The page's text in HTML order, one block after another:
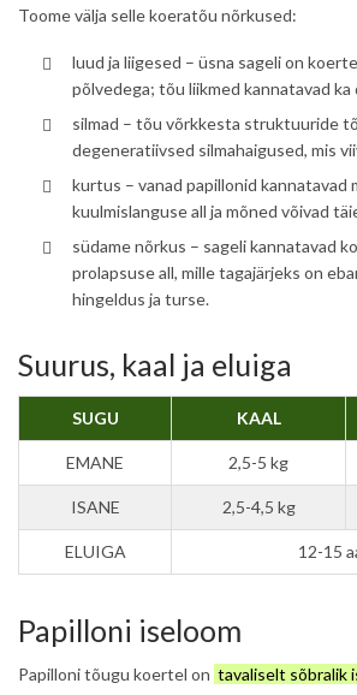
Toome välja selle koeratõu nõrkused:
luud ja liigesed – üsna sageli on
põlvedega; tõu liikmed kannatavad ka
silmad – tõu võrkkesta struktuuride
degeneratiivsed silmahaigused, mis
kurtus – vanad papillonid kannatavad
kuulmislanguse all ja mõned võivad
südame nõrkus – sageli kannatavad
prolapsuse all, mille tagajärjeks on
hingeldus ja turse.
Suurus, kaal ja eluiga
SUGU KAAL
EMANE 2,5-5 kg
ISANE 2,5-4,5 kg
ELUIGA 12-15
Papilloni iseloom
Papilloni tõugu koertel on tavaliselt sõbralik